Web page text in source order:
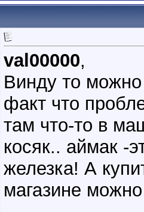
val00000,
Винду то можно
факт что
там что-то в
косяк.. аймак -
железка! А
магазине можно